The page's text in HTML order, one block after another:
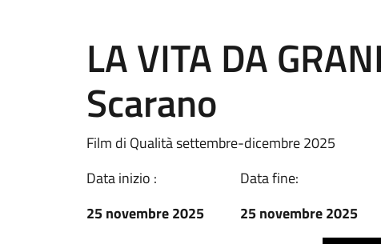
LA VITA DA
Scarano
Film di Qualità settembre-dicembre 2025
Data inizio :
25 novembre 2025
Data fine:
25 novembre 2025